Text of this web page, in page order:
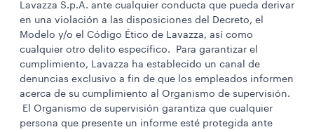
Lavazza S.p.A. ante cualquier conducta que pueda derivar
en una violación a las disposiciones del Decreto, el
Modelo y/o el Código Ético de Lavazza, así como
cualquier otro delito específico. Para garantizar el
cumplimiento, Lavazza ha establecido un canal de
denuncias exclusivo a fin de que los empleados informen
acerca de su cumplimiento al Organismo de supervisión.
El Organismo de supervisión garantiza que cualquier
persona que presente un informe esté protegida ante